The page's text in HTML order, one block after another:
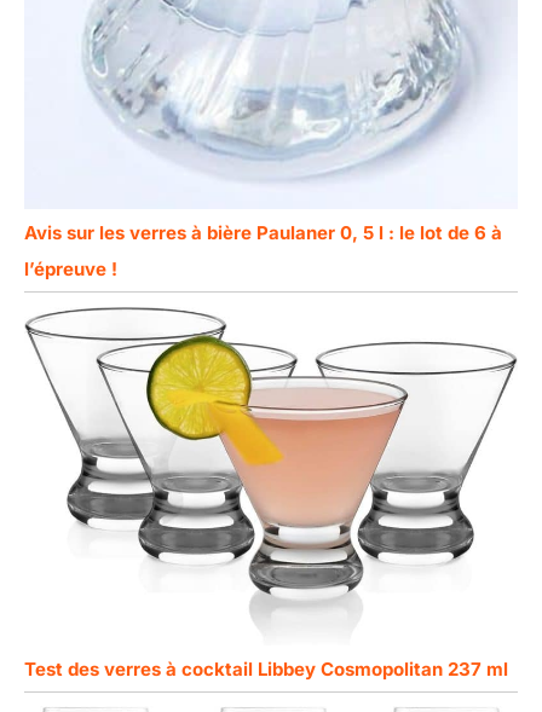
Avis sur les verres à bière Paulaner 0, 5 l : le lot de 6 à
l’épreuve !
Test des verres à cocktail Libbey Cosmopolitan 237 ml